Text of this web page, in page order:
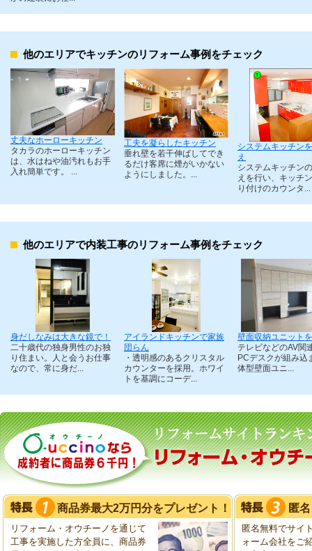
他のエリアでキッチンのリフォーム事例をチェック
丈夫なホーローキッチン
タカラのホーローキッチン
は、水はねや油汚れもお手
入れ簡単です。 ...
工夫を凝らしたキッチン
垂れ壁を若干伸ばしてでき
るだけ客席に煙がいかない
ようにしました。...
システムキッチン
え
システムキッチン
えを行い、キッチ
り付けのカウンタ...
他のエリアで内装工事のリフォーム事例をチェック
身だしなみは大きな鏡で！
二十歳代の独身男性のお独
り住まい。人と会うお仕事
なので、常に身だ...
アイランドキッチンで家族
団らん
・透明感のあるクリスタル
カウンターを採用。ホワイ
トを基調にコーデ...
壁面収納ユニット
テレビなどのAV関
PCデスクが組み込
体型壁面ユニ...
商品券最大2万円分をプレゼント！
リフォーム・オウチーノを通じて
工事を実施した方全員に、商品券
匿
匿名無料でサイ
ォーム会社をご